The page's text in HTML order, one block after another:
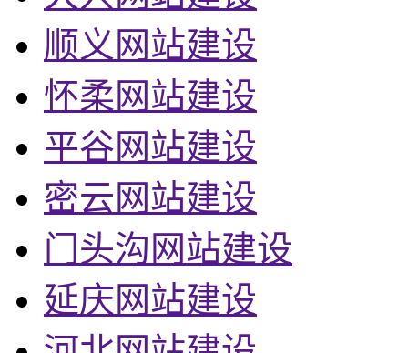
顺义网站建设
怀柔网站建设
平谷网站建设
密云网站建设
门头沟网站建设
延庆网站建设